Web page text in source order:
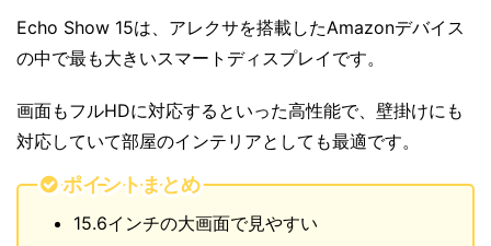
Echo Show 15は、アレクサを搭載したAmazonデバイス
の中で最も大きいスマートディスプレイです。
画面もフルHDに対応するといった高性能で、壁掛けにも
対応していて部屋のインテリアとしても最適です。
ポイントまとめ
15.6インチの大画面で見やすい